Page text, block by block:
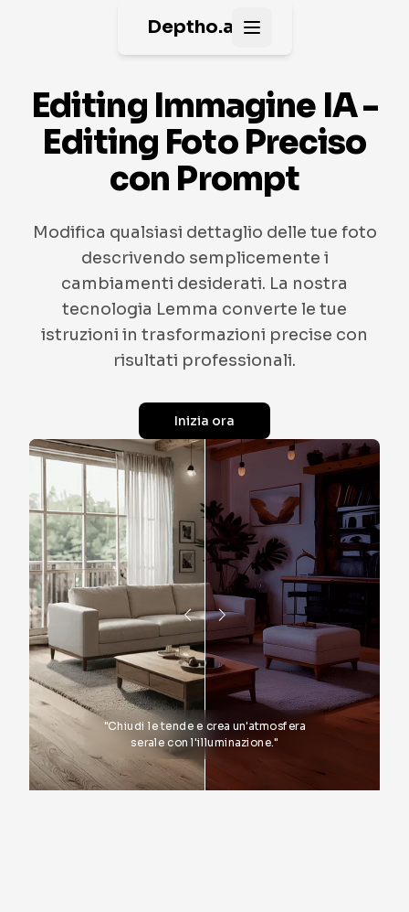
Deptho.ai Open main menu
Editing Immagine IA -
Editing Foto Preciso
con Prompt
Modifica qualsiasi dettaglio delle tue foto
descrivendo semplicemente i
cambiamenti desiderati. La nostra
tecnologia Lemma converte le tue
istruzioni in trasformazioni precise con
risultati professionali.
Inizia ora
"Chiudi le tende e crea un'atmosfera
serale con l'illuminazione."